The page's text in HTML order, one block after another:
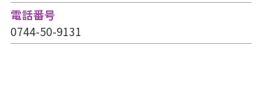
電話番号
0744-50-9131